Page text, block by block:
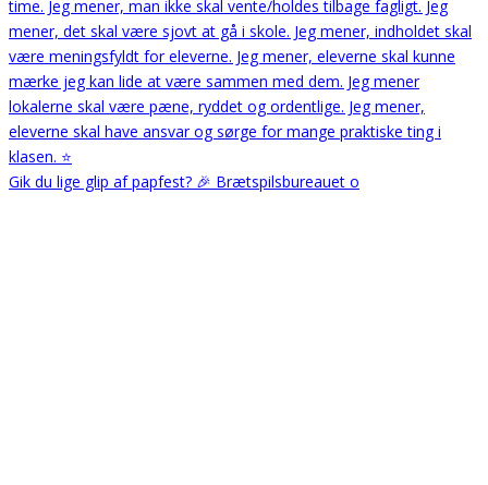
Gik du lige glip af papfest? 🎉 Brætspilsbureauet o